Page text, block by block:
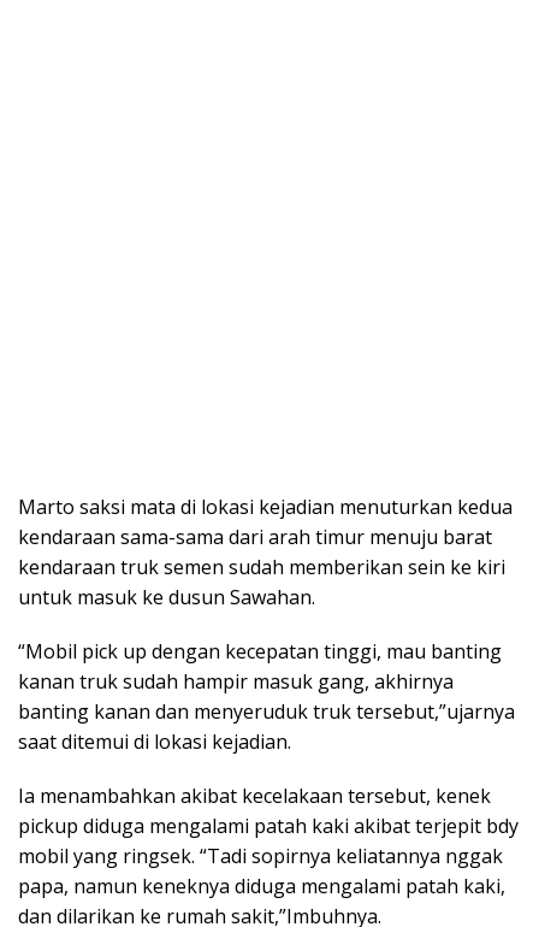
Marto saksi mata di lokasi kejadian menuturkan kedua
kendaraan sama-sama dari arah timur menuju barat
kendaraan truk semen sudah memberikan sein ke kiri
untuk masuk ke dusun Sawahan.
“Mobil pick up dengan kecepatan tinggi, mau banting
kanan truk sudah hampir masuk gang, akhirnya
banting kanan dan menyeruduk truk tersebut,”ujarnya
saat ditemui di lokasi kejadian.
Ia menambahkan akibat kecelakaan tersebut, kenek
pickup diduga mengalami patah kaki akibat terjepit bdy
mobil yang ringsek. “Tadi sopirnya keliatannya nggak
papa, namun keneknya diduga mengalami patah kaki,
dan dilarikan ke rumah sakit,”Imbuhnya.